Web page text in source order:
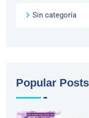
Sin categoría
Popular Posts